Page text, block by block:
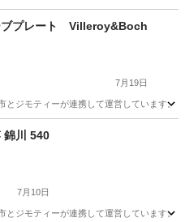
現地
ブプレート Villeroy&Boch
7月19日
とジモティーが連携して運営していま
錦川 540
7月10日
とジモティーが連携して運営していま